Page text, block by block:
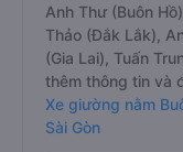
Anh Thư (Buôn
Thảo (Đắk Lắk),
(Gia Lai), Tuấn
thêm thông tin và
Xe giường nằm
Sài Gòn